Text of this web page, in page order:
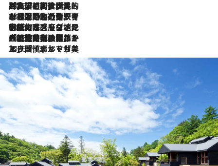
2026.7.27
「私の祖国はポルトガル語です」国民的詩人フェルナンド・ペソアと、彼が愛した文学の街を歩く
2026.7.26
ポルトガル近海が育む極上の海の幸。キリリと冷えた白ワインと愉しむ、シーフード専門店の贅沢
2026.7.22
伝統の味をモダンに昇華。高感度な地元客が集う、リスボンの最旬ガストロノミー
2026.7.21
大航海時代の栄華から、震災、独裁、そして革命へ。ポルトガル・首都リスボンの石畳に刻まれた「歴史の光と影」
2026.7.13
エッセイ・ヤマザキマリ「慎ましくも美しき国 ポルトガル」